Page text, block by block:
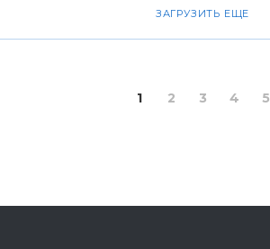
ЗАГРУЗИТЬ ЕЩЕ
1 2 3 4 5